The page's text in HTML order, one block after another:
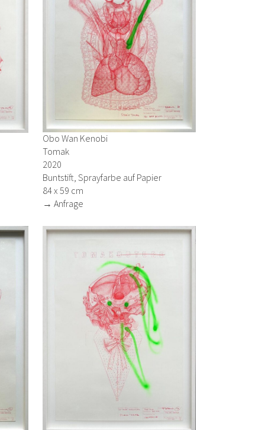
Obo Wan Kenobi
Tomak
2020
Buntstift, Sprayfarbe auf Papier
84 x 59 cm
→ Anfrage